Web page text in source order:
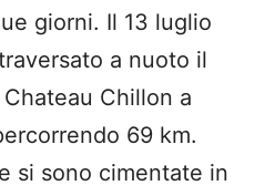
giorni. Il 13 luglio
a nuoto il
Chillon a
69 km.
si sono cimentate in